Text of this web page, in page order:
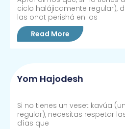
ciclo halájicamente regular),
las onot perishá en los
Read More
Yom Hajodesh
Si no tienes un veset kavúa
regular), necesitas respetar
días que